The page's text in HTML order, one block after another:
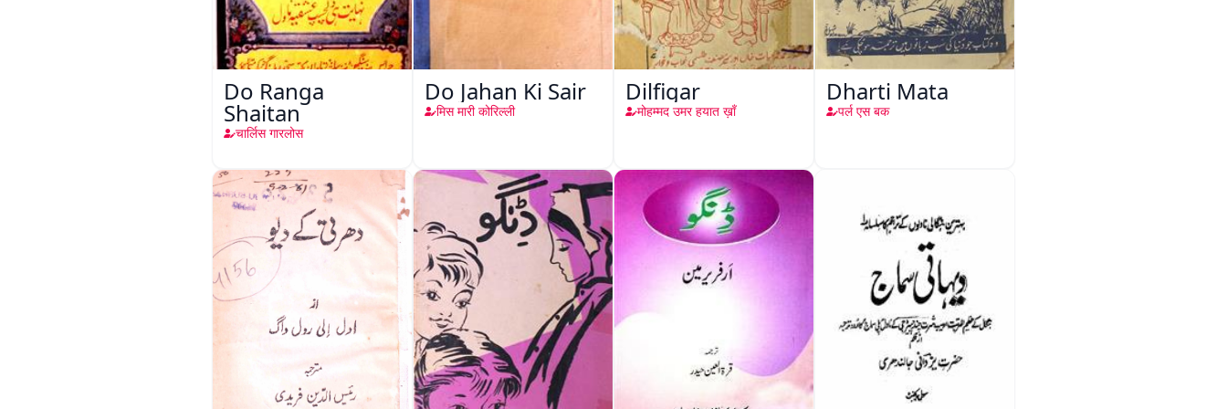
Do Ranga
Shaitan
चार्लिस गारलोस
Do Jahan Ki Sair
मिस मारी कोरिल्ली
Dilfigar
मोहम्मद उमर हयात ख़ाँ
Dharti Mata
पर्ल एस बक